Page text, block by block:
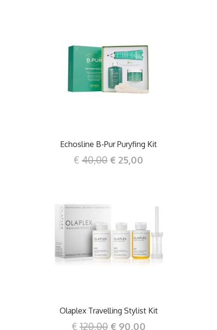
DETTAGLI
Echosline B-Pur Puryfing Kit
€ 40,00 € 25,00
DETTAGLI
Olaplex Travelling Stylist Kit
€120,00 € 90,00